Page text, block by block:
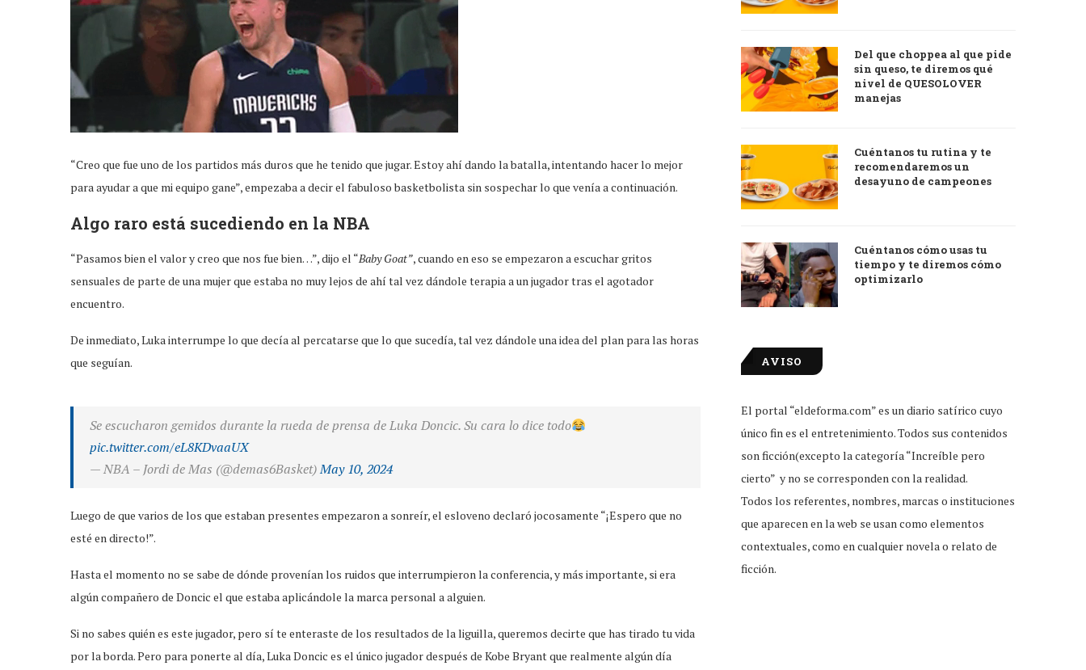
“Creo que fue uno de los partidos más duros que he tenido que jugar. Estoy ahí dando la batalla, intentando hacer lo mejor
para ayudar a que mi equipo gane”, empezaba a decir el fabuloso basketbolista sin sospechar lo que venía a continuación.
Algo raro está sucediendo en la NBA
“Pasamos bien el valor y creo que nos fue bien…”, dijo el “Baby Goat”, cuando en eso se empezaron a escuchar gritos
sensuales de parte de una mujer que estaba no muy lejos de ahí tal vez dándole terapia a un jugador tras el agotador
encuentro.
De inmediato, Luka interrumpe lo que decía al percatarse que lo que sucedía, tal vez dándole una idea del plan para las horas
que seguían.
Se escucharon gemidos durante la rueda de prensa de Luka Doncic. Su cara lo dice todo
pic.twitter.com/eL8KDvaaUX
— NBA – Jordi de Mas (@demas6Basket)May 10, 2024
Luego de que varios de los que estaban presentes empezaron a sonreír, el esloveno declaró jocosamente “¡Espero que no
esté en directo!”.
Hasta el momento no se sabe de dónde provenían los ruidos que interrumpieron la conferencia, y más importante, si era
algún compañero de Doncic el que estaba aplicándole la marca personal a alguien.
Si no sabes quién es este jugador, pero sí te enteraste de los resultados de la liguilla, queremos decirte que has tirado tu vida
por la borda. Pero para ponerte al día, Luka Doncic es el único jugador después de Kobe Bryant que realmente algún día
Del que choppea al que pide
sin queso, te diremos qué
nivel de QUESOLOVER
manejas
Cuéntanos tu rutina y te
recomendaremos un
desayuno de campeones
Cuéntanos cómo usas tu
tiempo y te diremos cómo
optimizarlo
AVISO
El portal “eldeforma.com” es un diario satírico cuyo
único fin es el entretenimiento. Todos sus contenidos
son ficción(excepto la categoría “Increíble pero
cierto” y no se corresponden con la realidad.
Todos los referentes, nombres, marcas o instituciones
que aparecen en la web se usan como elementos
contextuales, como en cualquier novela o relato de
ficción.